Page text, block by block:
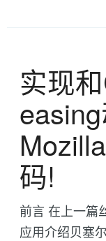
实现
码!
前言 在上一篇
应用介绍贝塞